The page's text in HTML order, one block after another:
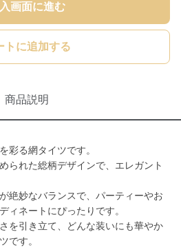
画面に進む
トに追加する
商品説明
彩る網タイツです。
られた総柄デザインで、エレガント
絶妙なバランスで、パーティーやお
ィネートにぴったりです。
を引き立て、どんな装いにも華やか
です。